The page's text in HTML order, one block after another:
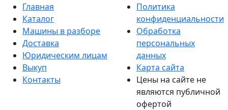
Главная
Каталог
Машины в разборе
Доставка
Юридическим лицам
Выкуп
Контакты
Политика
конфиденциальности
Обработка
персональных
данных
Карта сайта
Цены на сайте не
являются публичной
офертой